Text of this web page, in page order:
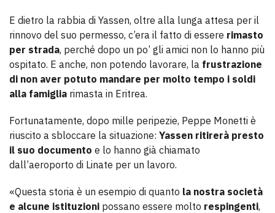
E dietro la rabbia di Yassen, oltre alla lunga attesa per il
rinnovo del suo permesso, c’era il fatto di essere rimasto
per strada, perché dopo un po’ gli amici non lo hanno più
ospitato. E anche, non potendo lavorare, la frustrazione
di non aver potuto mandare per molto tempo i soldi
alla famiglia rimasta in Eritrea.
Fortunatamente, dopo mille peripezie, Peppe Monetti è
riuscito a sbloccare la situazione: Yassen ritirerà presto
il suo documento e lo hanno già chiamato
dall’aeroporto di Linate per un lavoro.
«Questa storia è un esempio di quanto la nostra società
e alcune istituzioni possano essere molto respingenti,